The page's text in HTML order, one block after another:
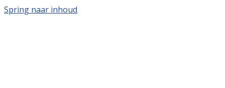
Spring naar inhoud